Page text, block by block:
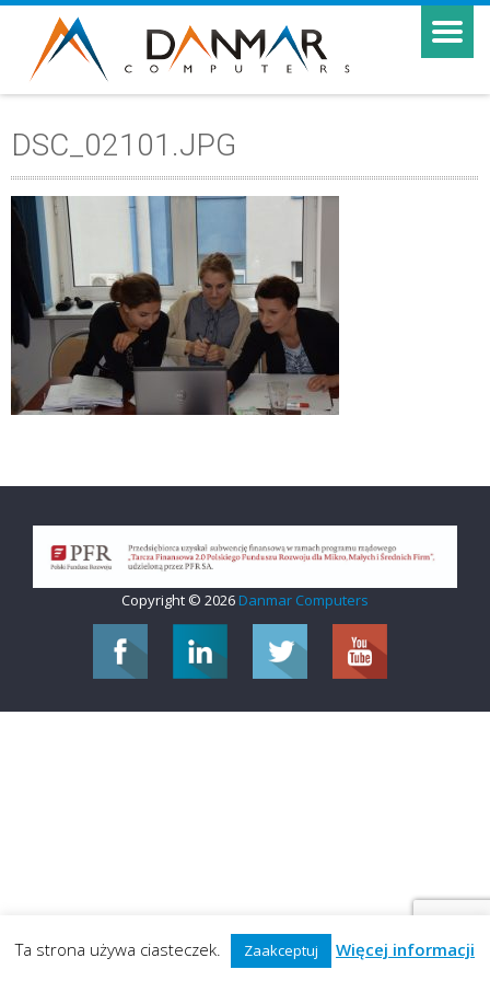
DSC_02101.JPG
Copyright © 2026 Danmar Computers
Ta strona używa ciasteczek. Zaakceptuj Więcej informacji